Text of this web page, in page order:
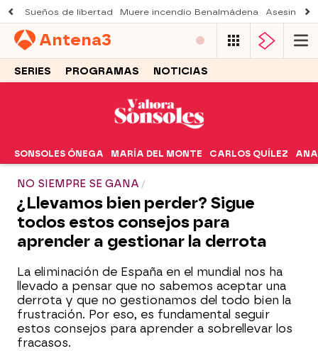
Sueños de libertad Muere incendio Benalmádena Asesinato
Antena3
SERIES PROGRAMAS NOTICIAS
SONSOLES ÓNEGA MARÍA DEL MONTE CARLOS QUÍLEZ ANA
NO SIEMPRE SE GANA
¿Llevamos bien perder? Sigue
todos estos consejos para
aprender a gestionar la derrota
La eliminación de España en el mundial nos ha
llevado a pensar que no sabemos aceptar una
derrota y que no gestionamos del todo bien la
frustración. Por eso, es fundamental seguir
estos consejos para aprender a sobrellevar los
fracasos.